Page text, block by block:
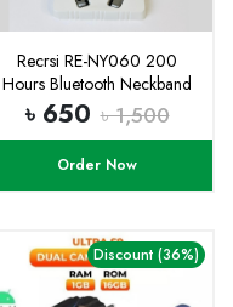
Recrsi RE-NY060 200
Hours Bluetooth Neckband
৳ 650 ৳ 1,500
Order Now
Discount (36%)